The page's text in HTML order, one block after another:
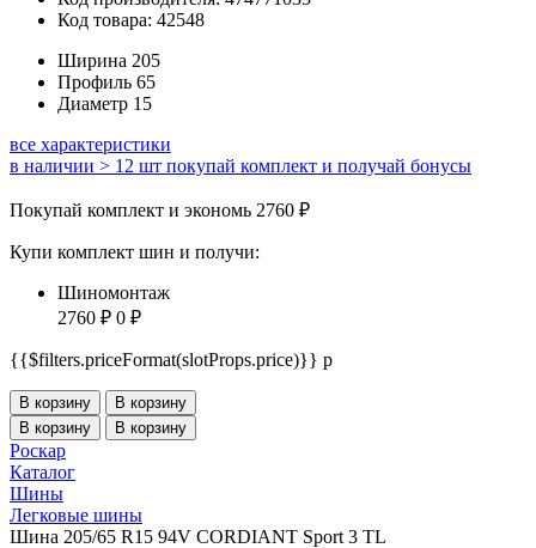
Код товара: 42548
Ширина 205
Профиль 65
Диаметр 15
все характеристики
в наличии > 12 шт покупай комплект и получай бонусы
Покупай комплект и экономь 2760 ₽
Купи комплект шин и получи:
Шиномонтаж
2760 ₽ 0 ₽
{{$filters.priceFormat(slotProps.price)}} p
В корзину
В корзину
В корзину
В корзину
Роскар
Каталог
Шины
Легковые шины
Шина 205/65 R15 94V CORDIANT Sport 3 TL